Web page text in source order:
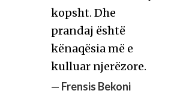
kopsht. Dhe
prandaj është
kënaqësia më e
kulluar njerëzore.
— Frensis Bekoni